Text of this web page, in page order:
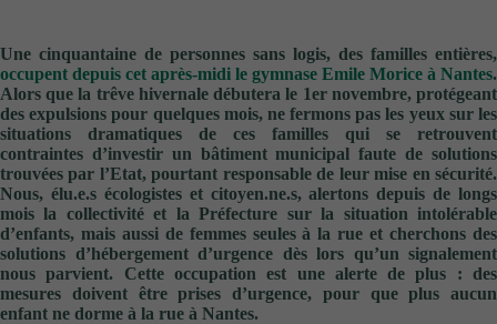
Une cinquantaine de personnes sans logis, des familles entières,
occupent depuis cet après-midi le gymnase Emile Morice à Nantes.
Alors que la trêve hivernale débutera le 1er novembre, protégeant
des expulsions pour quelques mois, ne fermons pas les yeux sur les
situations dramatiques de ces familles qui se retrouvent
contraintes d’investir un bâtiment municipal faute de solutions
trouvées par l’Etat, pourtant responsable de leur mise en sécurité.
Nous, élu.e.s écologistes et citoyen.ne.s, alertons depuis de longs
mois la collectivité et la Préfecture sur la situation intolérable
d’enfants, mais aussi de femmes seules à la rue et cherchons des
solutions d’hébergement d’urgence dès lors qu’un signalement
nous parvient. Cette occupation est une alerte de plus : des
mesures doivent être prises d’urgence, pour que plus aucun
enfant ne dorme à la rue à Nantes.